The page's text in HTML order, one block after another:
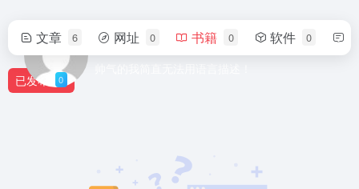
arch chen
文章 6 网址 0 书籍 0 软件 0
已发布 0